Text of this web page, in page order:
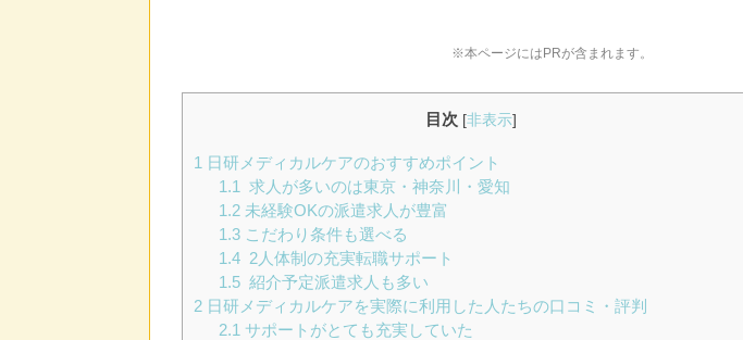
※本ページにはPRが含まれます。
目次 [非表示]
1 日研メディカルケアのおすすめポイント
1.1 求人が多いのは東京・神奈川・愛知
1.2未経験OKの派遣求人が豊富
1.3こだわり条件も選べる
1.42人体制の充実転職サポート
1.5紹介予定派遣求人も多い
2 日研メディカルケアを実際に利用した人たちの口コミ・評判
2.1 サポートがとても充実していた